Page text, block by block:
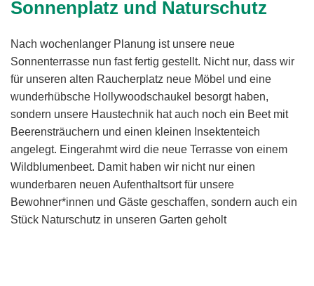
Sonnenplatz und Naturschutz
Nach wochenlanger Planung ist unsere neue
Sonnenterrasse nun fast fertig gestellt. Nicht nur, dass wir
für unseren alten Raucherplatz neue Möbel und eine
wunderhübsche Hollywoodschaukel besorgt haben,
sondern unsere Haustechnik hat auch noch ein Beet mit
Beerensträuchern und einen kleinen Insektenteich
angelegt. Eingerahmt wird die neue Terrasse von einem
Wildblumenbeet. Damit haben wir nicht nur einen
wunderbaren neuen Aufenthaltsort für unsere
Bewohner*innen und Gäste geschaffen, sondern auch ein
Stück Naturschutz in unseren Garten geholt